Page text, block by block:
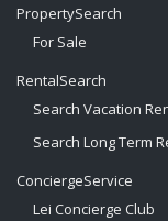
PropertySearch
For Sale
RentalSearch
Search Vacation
Search Long Term
ConciergeService
Lei Concierge Club